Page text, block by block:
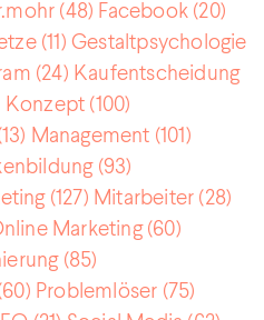
(48) Facebook (20)
(11) Gestaltpsychologie
(24) Kaufentscheidung
Konzept (100)
Management (101)
(93)
(127) Mitarbeiter (28)
Marketing(60)
(85)
Problemlöser (75)